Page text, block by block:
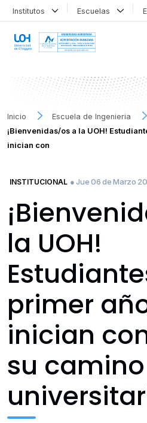
Institutos Escuelas
Inicio
Escuela de Ingenieria
¡Bienvenidas/os a la UOH!
inician con
INSTITUCIONAL ● Jue 06 de Marzo
la UOH!
primer
inician
su camino